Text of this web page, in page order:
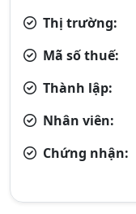
Thị trường:
Mã số thuế:
Thành lập:
Nhân viên:
Chứng nhận: